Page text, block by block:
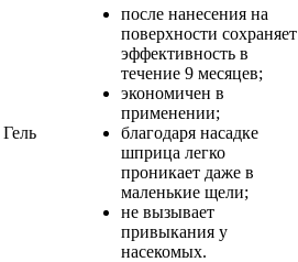
Гель
после нанесения на
поверхности сохраняет
эффективность в
течение 9 месяцев;
экономичен в
применении;
благодаря насадке
шприца легко
проникает даже в
маленькие щели;
не вызывает
привыкания у
насекомых.